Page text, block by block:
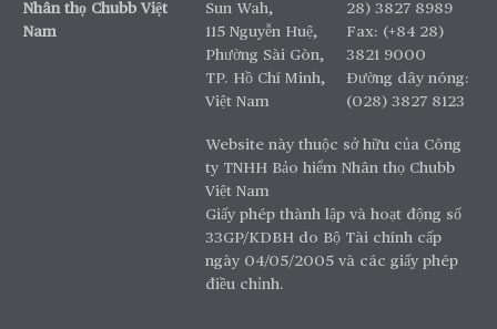
Nhân thọ Chubb Việt
Nam
Sun Wah,
115 Nguyễn Huệ,
Phường Sài Gòn,
TP. Hồ Chí Minh,
Việt Nam
28) 3827 8989
Fax: (+84 28)
3821 9000
Đường dây nóng:
(028) 3827 8123
Website này thuộc sở hữu của Công
ty TNHH Bảo hiểm Nhân thọ Chubb
Việt Nam
Giấy phép thành lập và hoạt động số
33GP/KDBH do Bộ Tài chính cấp
ngày 04/05/2005 và các giấy phép
điều chỉnh.